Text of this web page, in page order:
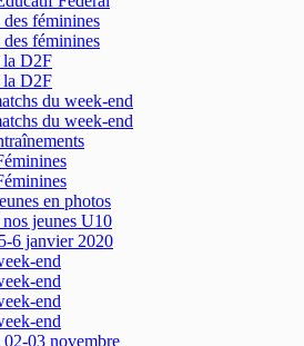
féminines
féminines
la D2F
la D2F
du week-end
du week-end
en photos
jeunes U10
6 janvier 2020
end
end
end
end
02-03 novembre